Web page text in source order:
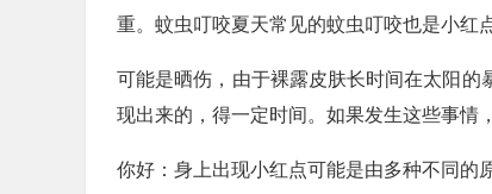
重。蚊虫叮咬夏天常见的蚊虫叮咬也是小红
可能是晒伤，由于裸露皮肤长时间在太阳
现出来的，得一定时间。如果发生这些事情
你好：身上出现小红点可能是由多种不同的